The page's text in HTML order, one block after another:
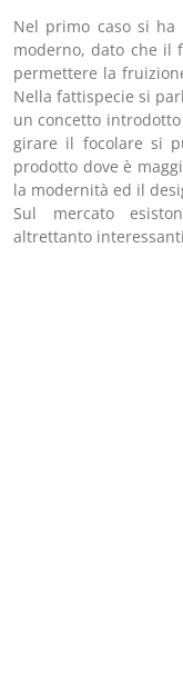
Nel primo caso si
moderno, dato che il
permettere la
Nella fattispecie si
un concetto
girare il focolare si
prodotto dove è
la modernità ed il
Sul mercato
altrettanto